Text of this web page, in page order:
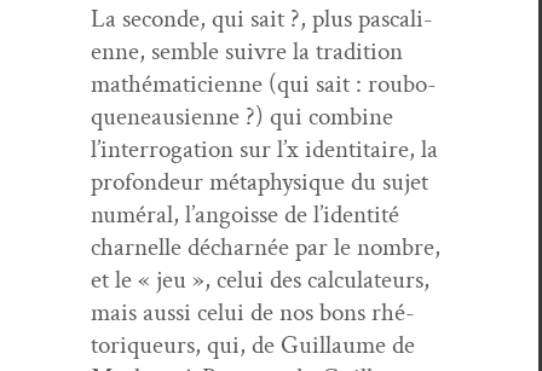
La sec­onde, qui sait ?, plus pas­cali­
enne, sem­ble suiv­re la tra­di­tion
math­é­mati­ci­enne (qui sait : roubo-
que­neausi­enne ?) qui com­bine
l’interrogation sur l’x iden­ti­taire, la
pro­fondeur méta­physique du sujet
numéral, l’angoisse de l’identité
char­nelle décharnée par le nom­bre,
et le « jeu », celui des cal­cu­la­teurs,
mais aus­si celui de nos bons rhé­
toriqueurs, qui, de Guil­laume de